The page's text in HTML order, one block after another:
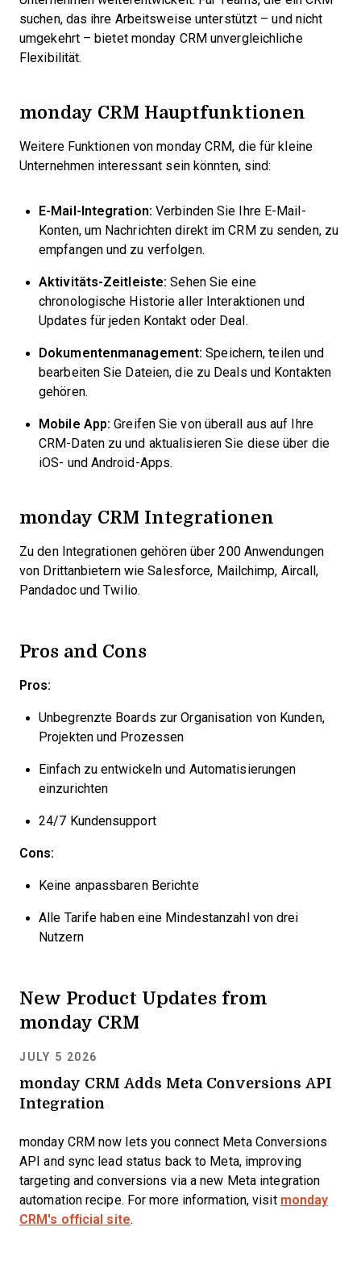
suchen, das ihre Arbeitsweise unterstützt – und nicht
umgekehrt – bietet monday CRM unvergleichliche
Flexibilität.
monday CRM Hauptfunktionen
Weitere Funktionen von monday CRM, die für kleine
Unternehmen interessant sein könnten, sind:
E-Mail-Integration: Verbinden Sie Ihre E-Mail-
Konten, um Nachrichten direkt im CRM zu senden, zu
empfangen und zu verfolgen.
Aktivitäts-Zeitleiste: Sehen Sie eine
chronologische Historie aller Interaktionen und
Updates für jeden Kontakt oder Deal.
Dokumentenmanagement: Speichern, teilen und
bearbeiten Sie Dateien, die zu Deals und Kontakten
gehören.
Mobile App: Greifen Sie von überall aus auf Ihre
CRM-Daten zu und aktualisieren Sie diese über die
iOS- und Android-Apps.
monday CRM Integrationen
Zu den Integrationen gehören über 200 Anwendungen
von Drittanbietern wie Salesforce, Mailchimp, Aircall,
Pandadoc und Twilio.
Pros and Cons
Pros:
Unbegrenzte Boards zur Organisation von Kunden,
Projekten und Prozessen
Einfach zu entwickeln und Automatisierungen
einzurichten
24/7 Kundensupport
Cons:
Keine anpassbaren Berichte
Alle Tarife haben eine Mindestanzahl von drei
Nutzern
New Product Updates from
monday CRM
JULY 5 2026
monday CRM Adds Meta Conversions API
Integration
monday CRM now lets you connect Meta Conversions
API and sync lead status back to Meta, improving
targeting and conversions via a new Meta integration
automation recipe. For more information, visit monday
CRM's official site.